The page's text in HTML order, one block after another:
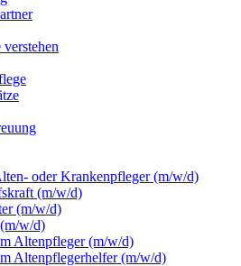
oder Krankenpfleger (m/w/d)
(m/w/d)
(m/w/d)
w/d)
Altenpfleger (m/w/d)
Altenpflegerhelfer (m/w/d)